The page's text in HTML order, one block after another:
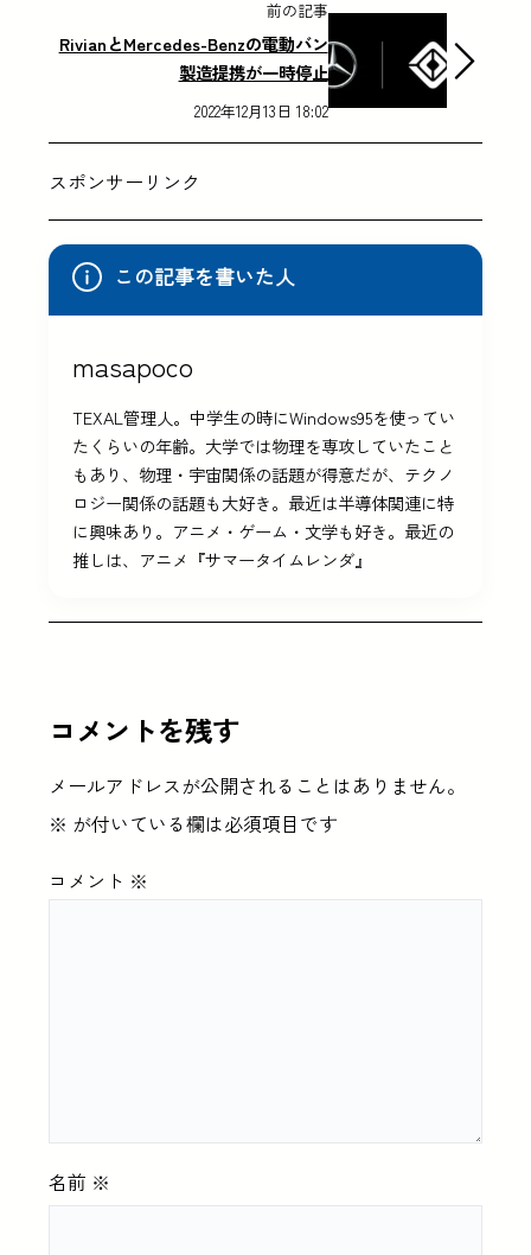
前の記事
RivianとMercedes-Benzの電動バン
製造提携が一時停止
2022年12月13日 18:02
スポンサーリンク
この記事を書いた人
masapoco
TEXAL管理人。中学生の時にWindows95を使ってい
たくらいの年齢。大学では物理を専攻していたこと
もあり、物理・宇宙関係の話題が得意だが、テクノ
ロジー関係の話題も大好き。最近は半導体関連に特
に興味あり。アニメ・ゲーム・文学も好き。最近の
推しは、アニメ『サマータイムレンダ』
コメントを残す
メールアドレスが公開されることはありません。
※ が付いている欄は必須項目です
コメント ※
名前 ※